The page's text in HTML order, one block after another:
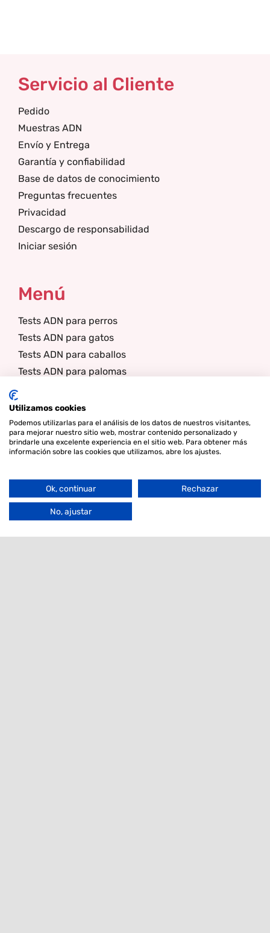
Seleccionar
Filtros de
Servicio al Cliente
Pedido
Muestras ADN
Envío y Entrega
Garantía y confiabilidad
Base de datos de conocimiento
Preguntas frecuentes
Privacidad
Descargo de responsabilidad
Iniciar sesión
Menú
Tests ADN para perros
Tests ADN para gatos
Tests ADN para caballos
Tests ADN para palomas
Servicios ADN
Clubes de Raza/libros genealógicos
Sobre nosotros
Noticias
Boletin informativo
Utilizamos cookies
Podemos utilizarlas para el análisis de los datos de nuestros visitantes,
para mejorar nuestro sitio web, mostrar contenido personalizado y
brindarle una excelente experiencia en el sitio web. Para obtener más
información sobre las cookies que utilizamos, abre los ajustes.
Ok, continuar Rechazar
No, ajustar